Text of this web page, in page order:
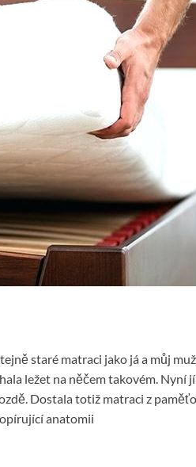
staré matraci jako já a můj
ležet na něčem takovém. Nyní
Dostala totiž matraci z
anatomii